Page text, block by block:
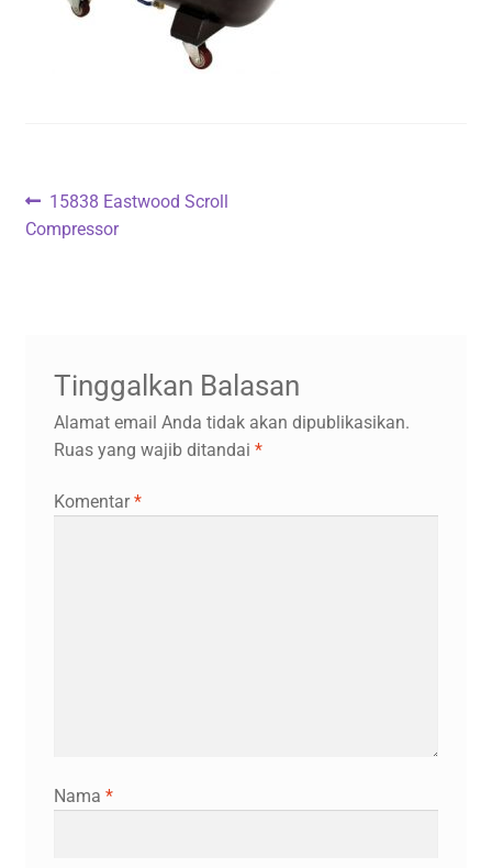
Navigasi
pos
Previous
post:
15838 Eastwood Scroll
Compressor
Tinggalkan Balasan
Alamat email Anda tidak akan dipublikasikan.
Ruas yang wajib ditandai *
Komentar*
Nama *